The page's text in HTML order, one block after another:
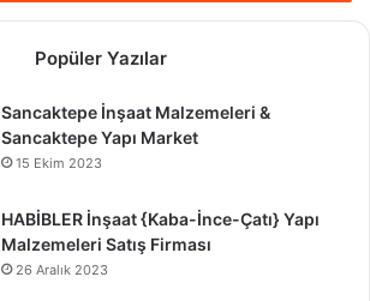
Popüler Yazılar
Sancaktepe İnşaat Malzemeleri &
Sancaktepe Yapı Market
15 Ekim 2023
HABİBLER İnşaat {Kaba-İnce-Çatı} Yapı
Malzemeleri Satış Firması
26 Aralık 2023